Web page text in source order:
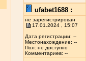
ufabet1688 :
не зарегистрирован
17.01.2024 , 15:07
Дата регистрации: --
Местонахождение: --
Пол: не доступно
Комментариев: --